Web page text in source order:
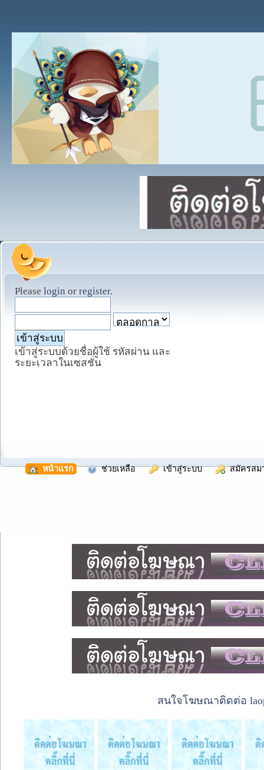
Please login or register.
เข้าสู่ระบบด้วยชื่อผู้ใช้ รหัสผ่าน และ
ระยะเวลาในเซสชั่น
หน้าแรก ช่วยเหลือ เข้าสู่ระบบ สมัครสม
สนใจโฆษณาติดต่อ